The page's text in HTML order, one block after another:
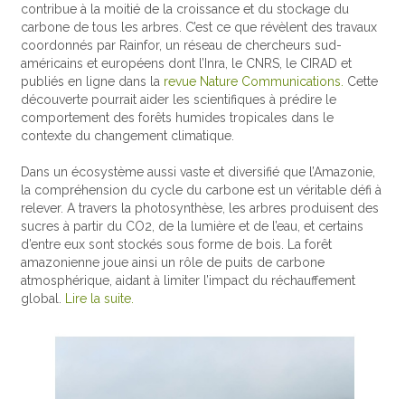
contribue à la moitié de la croissance et du stockage du
carbone de tous les arbres. C’est ce que révèlent des travaux
coordonnés par Rainfor, un réseau de chercheurs sud-
américains et européens dont l’Inra, le CNRS, le CIRAD et
publiés en ligne dans la revue Nature Communications. Cette
découverte pourrait aider les scientifiques à prédire le
comportement des forêts humides tropicales dans le
contexte du changement climatique.
Dans un écosystème aussi vaste et diversifié que l’Amazonie,
la compréhension du cycle du carbone est un véritable défi à
relever. A travers la photosynthèse, les arbres produisent des
sucres à partir du CO2, de la lumière et de l’eau, et certains
d’entre eux sont stockés sous forme de bois. La forêt
amazonienne joue ainsi un rôle de puits de carbone
atmosphérique, aidant à limiter l’impact du réchauffement
global.
Lire la suite.